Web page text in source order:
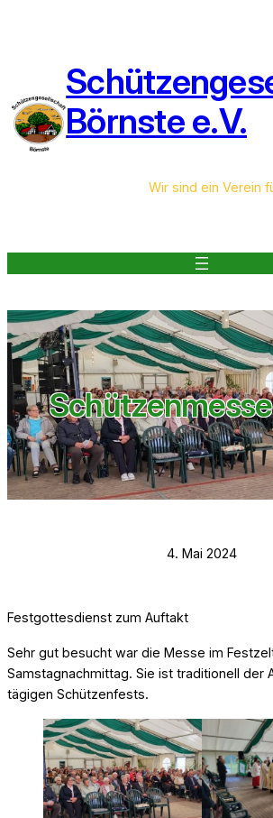
Börnste e.V.
Wir sind ein Verein
4. Mai 2024
Festgottesdienst zum Auftakt
Sehr gut besucht war die Messe im
Samstagnachmittag. Sie ist traditionell der
tägigen Schützenfests.